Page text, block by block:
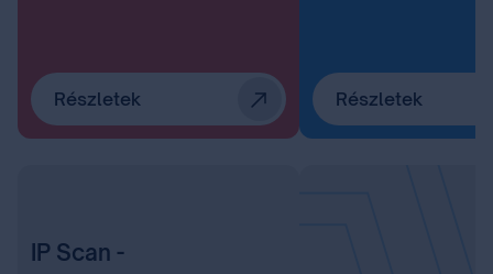
Részletek Részletek
IP Scan -